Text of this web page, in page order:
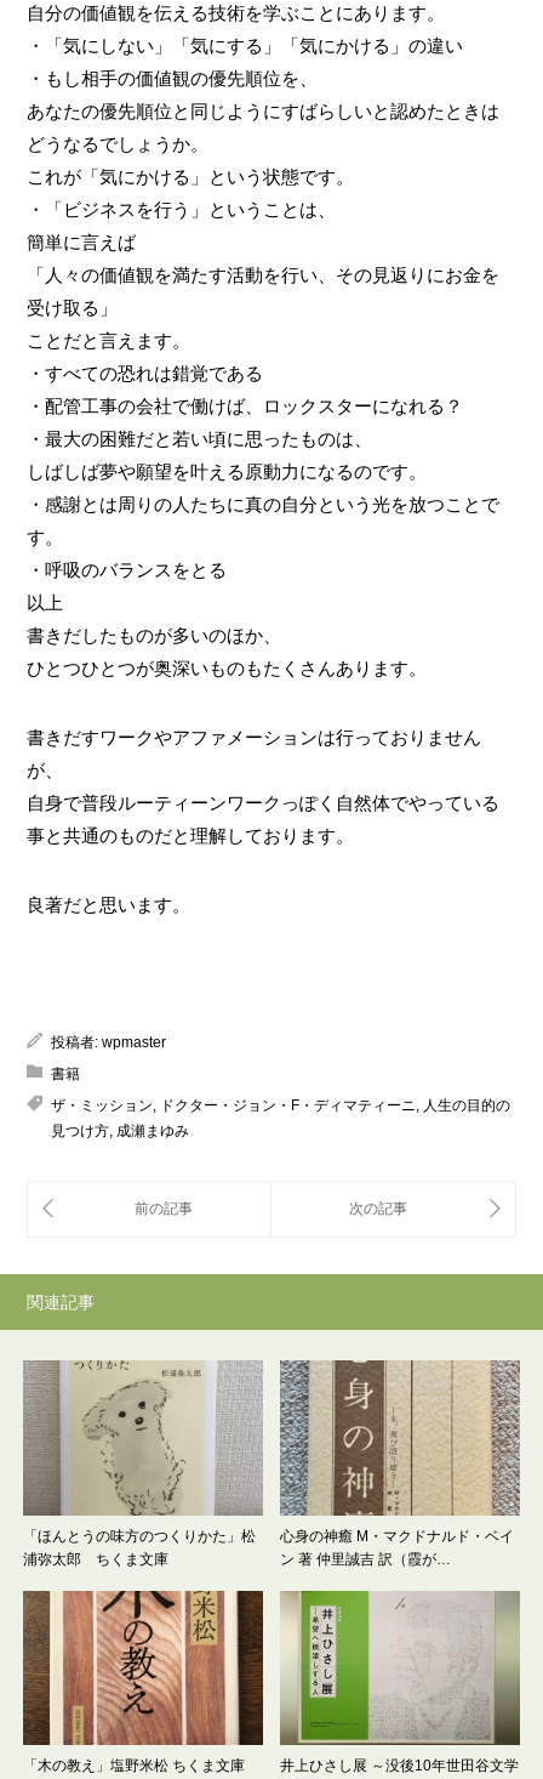
自分の価値観を伝える技術を学ぶことにあります。
・「気にしない」「気にする」「気にかける」の違い
・もし相手の価値観の優先順位を、
あなたの優先順位と同じようにすばらしいと認めたときは
どうなるでしょうか。
これが「気にかける」という状態です。
・「ビジネスを行う」ということは、
簡単に言えば
「人々の価値観を満たす活動を行い、その見返りにお金を
受け取る」
ことだと言えます。
・すべての恐れは錯覚である
・配管工事の会社で働けば、ロックスターになれる？
・最大の困難だと若い頃に思ったものは、
しばしば夢や願望を叶える原動力になるのです。
・感謝とは周りの人たちに真の自分という光を放つことで
す。
・呼吸のバランスをとる
以上
書きだしたものが多いのほか、
ひとつひとつが奥深いものもたくさんあります。
書きだすワークやアファメーションは行っておりません
が、
自身で普段ルーティーンワークっぽく自然体でやっている
事と共通のものだと理解しております。
良著だと思います。
投稿者: wpmaster
書籍
ザ・ミッション
ドクター・ジョン・F・ディマティーニ
人生の目的の
見つけ方 成瀬まゆみ
関連記事
「ほんとうの味方のつくりかた」松
浦弥太郎 ちくま文庫
心身の神癒 M・マクドナルド・ベイ
ン 著 仲里誠吉 訳（霞が…
「木の教え」塩野米松 ちくま文庫
井上ひさし展 ～没後10年世田谷文学